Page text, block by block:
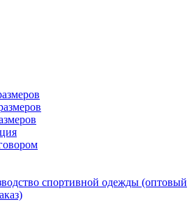
спортивной одежды (оптовый